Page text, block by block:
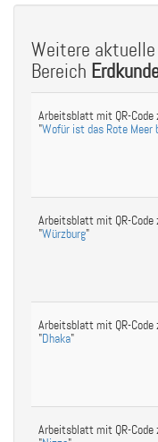
Weitere
Bereich
Arbeitsblatt mit QR-Code
"Wofür ist das Rote Meer
Arbeitsblatt mit QR-Code
"Würzburg"
Arbeitsblatt mit QR-Code
"Dhaka"
Arbeitsblatt mit QR-Code